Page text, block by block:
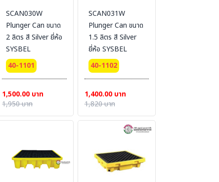
SCAN030W
Plunger Can ขนาด
2 ลิตร สี Silver ยี่ห้อ
SYSBEL
40-1101
1,500.00 บาท
1,950 บาท
SCAN031W
Plunger Can ขนาด
1.5 ลิตร สี Silver
ยี่ห้อ SYSBEL
40-1102
1,400.00 บาท
1,820 บาท